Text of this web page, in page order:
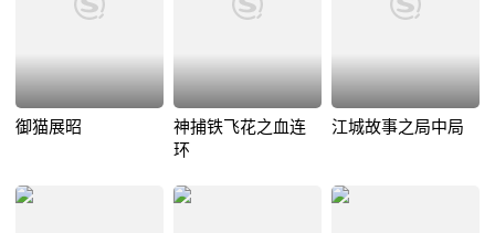
御猫展昭
神捕铁飞花之血连
环
江城故事之局中局